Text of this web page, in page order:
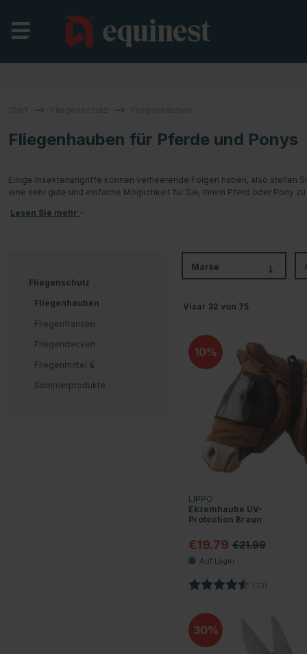
Fliegenhauben für Pferde und Ponys
Einige Insektenangriffe können verheerende Folgen haben, also stellen
eine sehr gute und einfache Möglichkeit für Sie, Ihrem Pferd oder Pony
Lesen Sie mehr
Fliegenschutz
Fliegenhauben
Fliegenfransen
Fliegendecken
Fliegenmittel &
Sommerprodukte
Marke
Visar 32 von 75
10
LIPPO
Ekzemhaube UV-
Protection Braun
€19.79 €21.99
Bewertung: (33)
30